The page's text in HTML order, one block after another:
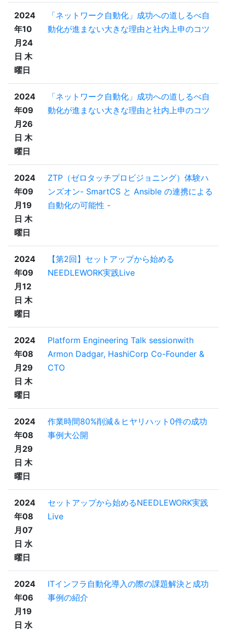
2024
年10
月24
日 木
曜日
「ネットワーク自動化」成功への道しるべ自
動化が進まない大きな理由と社内上申のコツ
2024
年09
月26
日 木
曜日
「ネットワーク自動化」成功への道しるべ自
動化が進まない大きな理由と社内上申のコツ
2024
年09
月19
日 木
曜日
ZTP（ゼロタッチプロビジョニング）体験ハ
ンズオン- SmartCS と Ansible の連携による
自動化の可能性 -
2024
年09
月12
日 木
曜日
【第2回】セットアップから始める
NEEDLEWORK実践Live
2024
年08
月29
日 木
曜日
Platform Engineering Talk sessionwith
Armon Dadgar, HashiCorp Co-Founder &
CTO
2024
年08
月29
日 木
曜日
作業時間80%削減＆ヒヤリハット0件の成功
事例大公開
2024
年08
月07
日 水
曜日
セットアップから始めるNEEDLEWORK実践
Live
2024
年06
月19
日 水
ITインフラ自動化導入の際の課題解決と成功
事例の紹介